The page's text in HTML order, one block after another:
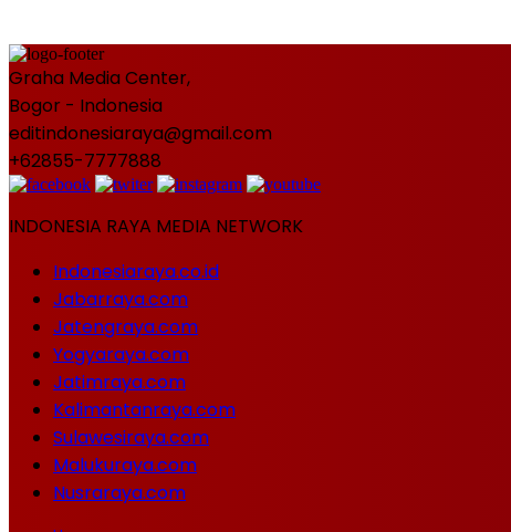
Graha Media Center,
Bogor - Indonesia
editindonesiaraya@gmail.com
+62855-7777888
INDONESIA RAYA MEDIA NETWORK
Indonesiaraya.co.id
Jabarraya.com
Jatengraya.com
Yogyaraya.com
Jatimraya.com
Kalimantanraya.com
Sulawesiraya.com
Malukuraya.com
Nusraraya.com